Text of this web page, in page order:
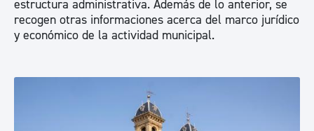
estructura administrativa. Además de lo anterior, se
recogen otras informaciones acerca del marco jurídico
y económico de la actividad municipal.